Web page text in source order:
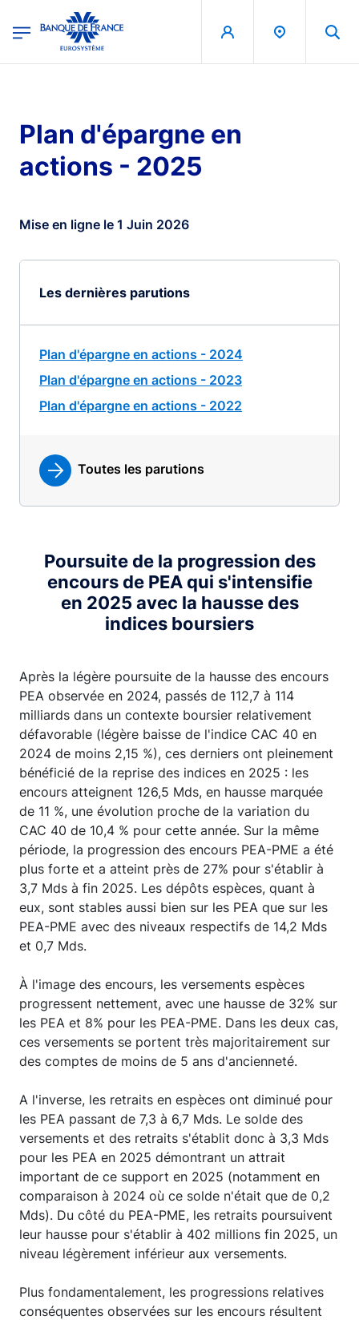
Banque de France - Menu Principal
Plan d'épargne en
actions - 2025
Mise en ligne le 1 Juin 2026
Les dernières parutions
Plan d'épargne en actions - 2024
Plan d'épargne en actions - 2023
Plan d'épargne en actions - 2022
Toutes les parutions
Poursuite de la progression des
encours de PEA qui s'intensifie
en 2025 avec la hausse des
indices boursiers
Après la légère poursuite de la hausse des encours
PEA observée en 2024, passés de 112,7 à 114
milliards dans un contexte boursier relativement
défavorable (légère baisse de l'indice CAC 40 en
2024 de moins 2,15 %), ces derniers ont pleinement
bénéficié de la reprise des indices en 2025 : les
encours atteignent 126,5 Mds, en hausse marquée
de 11 %, une évolution proche de la variation du
CAC 40 de 10,4 % pour cette année. Sur la même
période, la progression des encours PEA-PME a été
plus forte et a atteint près de 27% pour s'établir à
3,7 Mds à fin 2025. Les dépôts espèces, quant à
eux, sont stables aussi bien sur les PEA que sur les
PEA-PME avec des niveaux respectifs de 14,2 Mds
et 0,7 Mds.
À l'image des encours, les versements espèces
progressent nettement, avec une hausse de 32% sur
les PEA et 8% pour les PEA-PME. Dans les deux cas,
ces versements se portent très majoritairement sur
des comptes de moins de 5 ans d'ancienneté.
A l'inverse, les retraits en espèces ont diminué pour
les PEA passant de 7,3 à 6,7 Mds. Le solde des
versements et des retraits s'établit donc à 3,3 Mds
pour les PEA en 2025 démontrant un attrait
important de ce support en 2025 (notamment en
comparaison à 2024 où ce solde n'était que de 0,2
Mds). Du côté du PEA-PME, les retraits poursuivent
leur hausse pour s'établir à 402 millions fin 2025, un
niveau légèrement inférieur aux versements.
Plus fondamentalement, les progressions relatives
conséquentes observées sur les encours résultent